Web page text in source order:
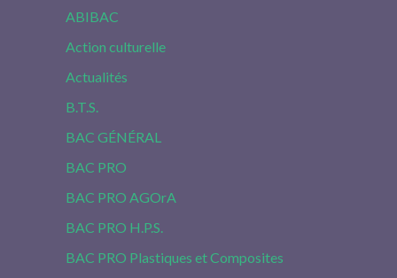
ABIBAC
Action culturelle
Actualités
B.T.S.
BAC GÉNÉRAL
BAC PRO
BAC PRO AGOrA
BAC PRO H.P.S.
BAC PRO Plastiques et Composites